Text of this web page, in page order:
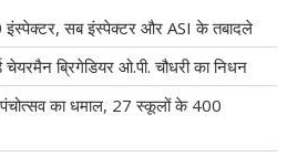
इंस्पेक्टर, सब इंस्पेक्टर और ASI के तबादले
चेयरमैन ब्रिगेडियर ओ.पी. चौधरी का निधन
पंचोत्सव का धमाल, 27 स्कूलों के 400